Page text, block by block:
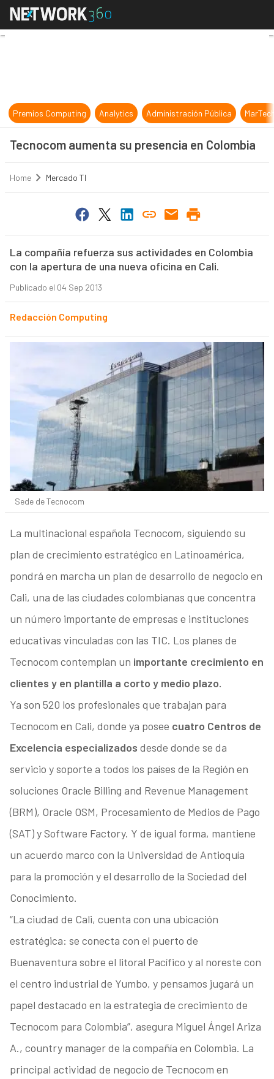
Tecnocom aumenta su presencia
Premios Computing Analytics Administración Pública
Tecnocom aumenta su presencia en Colombia
Home Mercado TI
La compañía refuerza sus actividades en Colombia
con la apertura de una nueva oficina en Cali.
Publicado el 04 Sep 2013
Redacción Computing
Sede de Tecnocom
La multinacional española Tecnocom, siguiendo su
plan de crecimiento estratégico en Latinoamérica,
pondrá en marcha un plan de desarrollo de negocio en
Cali, una de las ciudades colombianas que concentra
un número importante de empresas e instituciones
educativas vinculadas con las TIC. Los planes de
Tecnocom contemplan un importante crecimiento en
clientes y en plantilla a corto y medio plazo.
Ya son 520 los profesionales que trabajan para
Tecnocom en Cali, donde ya posee cuatro Centros de
Excelencia especializados desde donde se da
servicio y soporte a todos los países de la Región en
soluciones Oracle Billing and Revenue Management
(BRM), Oracle OSM, Procesamiento de Medios de Pago
(SAT) y Software Factory. Y de igual forma, mantiene
un acuerdo marco con la Universidad de Antioquía
para la promoción y el desarrollo de la Sociedad del
Conocimiento.
“La ciudad de Cali, cuenta con una ubicación
estratégica: se conecta con el puerto de
Buenaventura sobre el litoral Pacífico y al noreste con
el centro industrial de Yumbo, y pensamos jugará un
papel destacado en la estrategia de crecimiento de
Tecnocom para Colombia”, asegura Miguel Ángel Ariza
A., country manager de la compañía en Colombia. La
principal actividad de negocio de Tecnocom en